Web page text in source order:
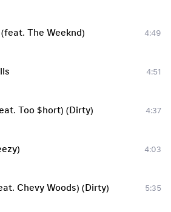
The Weeknd)
4:49
4:51
Too $hort) (Dirty)
4:37
4:03
Chevy Woods) (Dirty)
5:35